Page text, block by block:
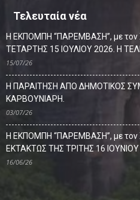
Τελευταία νέα
Η ΕΚΠΟΜΠΗ “ΠΑΡΕΜΒΑΣΗ”, με
ΤΕΤΑΡΤΗΣ 15 ΙΟΥΛΙΟΥ 2026. Η
15/07/26
Η ΠΑΡΑΙΤΗΣΗ ΑΠΟ ΔΗΜΟΤΙΚΟΣ
ΚΑΡΒΟΥΝΙΑΡΗ.
03/07/26
Η ΕΚΠΟΜΠΗ “ΠΑΡΕΜΒΑΣΗ”, με
ΕΚΤΑΚΤΩΣ ΤΗΣ ΤΡΙΤΗΣ 16 ΙΟΥΝΙΟΥ
16/06/26